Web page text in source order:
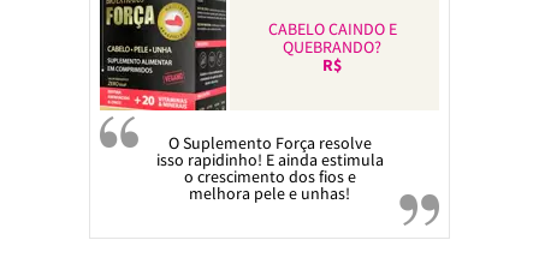
CABELO CAINDO E
QUEBRANDO?
R$
O Suplemento Força resolve
isso rapidinho! E ainda estimula
o crescimento dos fios e
melhora pele e unhas!